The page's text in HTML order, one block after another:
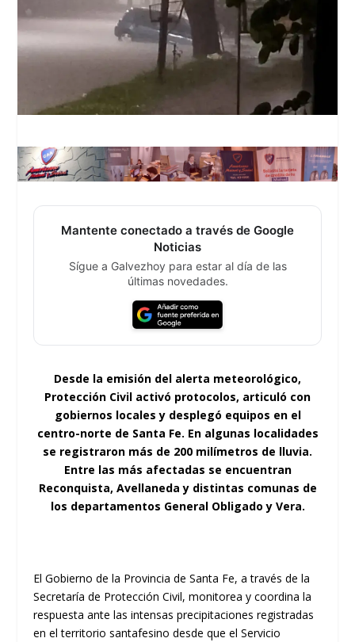
Mantente conectado a través de Google
Noticias
Sígue a Galvezhoy para estar al día de las
últimas novedades.
Desde la emisión del alerta meteorológico,
Protección Civil activó protocolos, articuló con
gobiernos locales y desplegó equipos en el
centro-norte de Santa Fe. En algunas localidades
se registraron más de 200 milímetros de lluvia.
Entre las más afectadas se encuentran
Reconquista, Avellaneda y distintas comunas de
los departamentos General Obligado y Vera.
El Gobierno de la Provincia de Santa Fe, a través de la
Secretaría de Protección Civil, monitorea y coordina la
respuesta ante las intensas precipitaciones registradas
en el territorio santafesino desde que el Servicio